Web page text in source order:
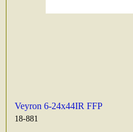
Veyron 6-24x44IR FFP
18-881